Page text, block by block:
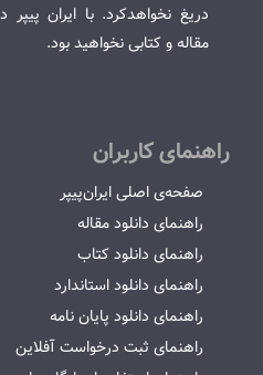
دریغ نخواهدکرد. با ایران
مقاله و کتابی نخواهید بود.
راهنمای کاربران
صفحه‌ی اصلی ایران‌پیپر
راهنمای دانلود مقاله
راهنمای دانلود کتاب
راهنمای دانلود استاندارد
راهنمای دانلود پایان نامه
راهنمای ثبت درخواست آفلاین